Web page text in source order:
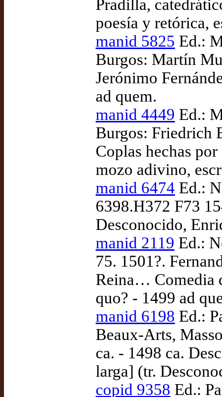
Pradilla,
poesía y retórica,
manid 5825 Ed.:
Burgos: Martín
Jerónimo
ad quem.
manid 4449 Ed.:
Burgos: Friedrich
Coplas hechas
mozo adivino,
manid 6474 Ed.:
6398.H372 F73
Desconocido,
manid 2119 Ed.:
75. 1501?.
Reina… Comedia
quo? - 1499 ad
manid 6198 Ed.:
Beaux-Arts,
ca. - 1498 ca.
larga] (tr.
copid 9358 Ed.: